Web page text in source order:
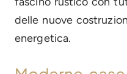
delle nuove
energetica.